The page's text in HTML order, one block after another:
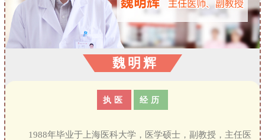
魏明辉
执医 经历
1988年毕业于上海医科大学，医学硕士，副教授，主任医